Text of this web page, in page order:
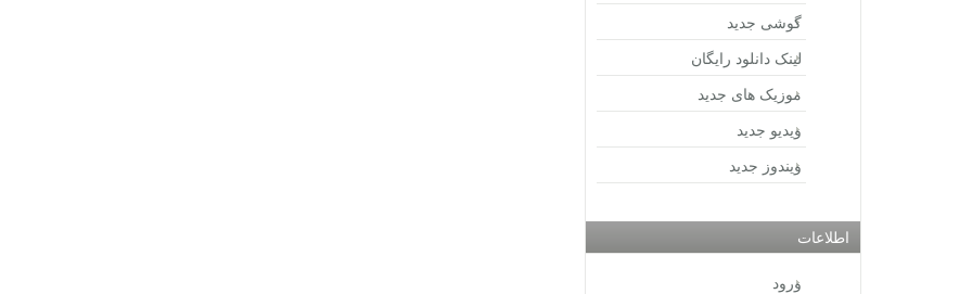
گوشی جدید
لینک دانلود رایگان
موزیک های جدید
ویدیو جدید
ویندوز جدید
اطلاعات
ورود